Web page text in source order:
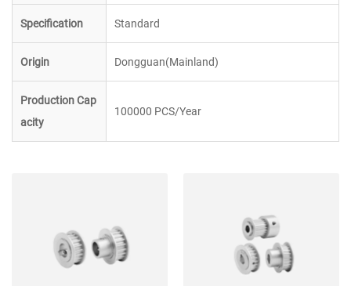
Specification Standard
Origin Dongguan(Mainland)
Production Cap
acity
100000 PCS/Year